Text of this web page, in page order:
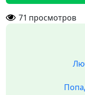
71 просмотров